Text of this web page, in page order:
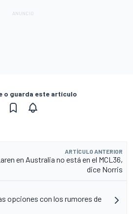
o guarda este artículo
ARTÍCULO ANTERIOR
en Australia no está en el MCL36,
dice Norris
opciones con los rumores de